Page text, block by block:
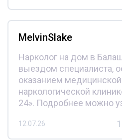
MelvinSlake
Нарколог на дом в
выездом специалиста,
оказанием
наркологической
24». Подробнее можно
12.07.26